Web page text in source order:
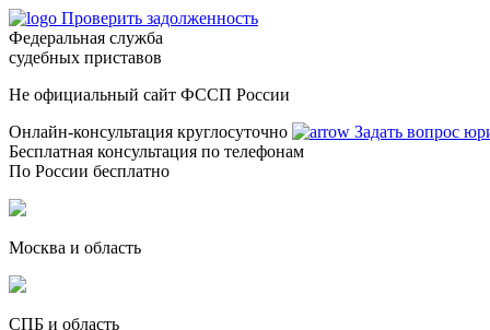
Проверить задолженность
Федеральная служба
судебных приставов
Не официальный сайт ФССП России
Онлайн-консультация круглосуточно
Задать вопрос
Бесплатная консультация по телефонам
По России бесплатно
Москва и область
СПБ и область